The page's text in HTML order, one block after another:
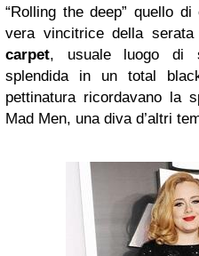
“Rolling the deep” quello
vera vincitrice della
carpet, usuale luogo di
splendida in un total
pettinatura ricordavano la
Mad Men, una diva d’altri